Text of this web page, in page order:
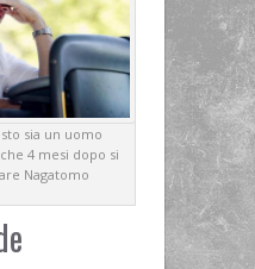
sia un uomo
4 mesi dopo si
Nagatomo